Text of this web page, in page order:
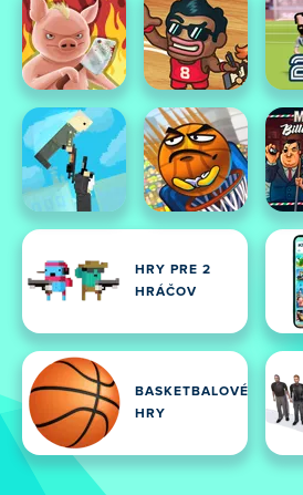
HRY PRE 2
HRÁČOV
BASKETBALOVÉ
HRY